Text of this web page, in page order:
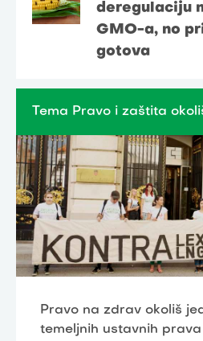
deregulaciju
GMO-a, no
gotova
Tema Pravo i zaštita
Pravo na zdrav okoliš
temeljnih ustavnih